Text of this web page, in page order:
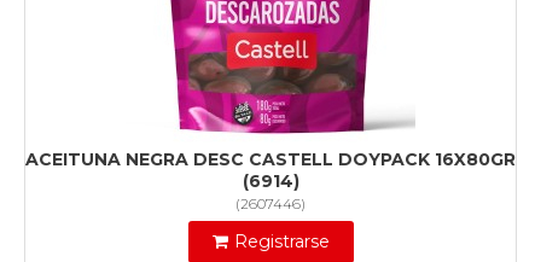
ACEITUNA NEGRA DESC CASTELL DOYPACK 16X80GR
(6914)
(2607446)
Registrarse